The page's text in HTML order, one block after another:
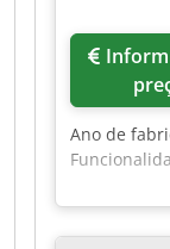
Ano de
de adesivo
Dwjdozrm